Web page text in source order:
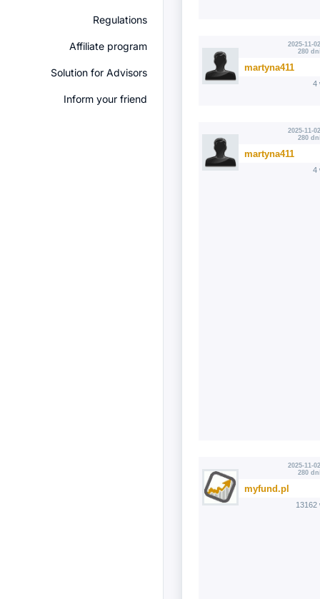
Regulations
Affiliate program
Solution for Advisors
Inform your friend
2025-11-
280
martyna411
4
2025-11-
280
martyna411
4
2025-11-
280
myfund.pl
13162